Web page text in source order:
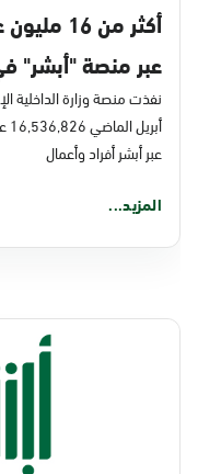
أكثر من
عبر منصة "أبشر" في
نفذت منصة وزارة الداخلية
عبر أبشر أفراد وأعمال
المزيد...